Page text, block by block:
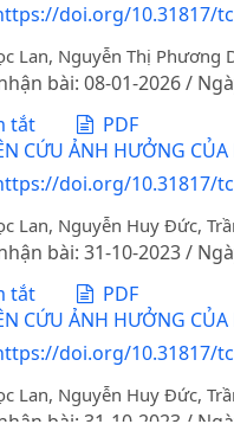
doi.org/10.31817/
Lan, Nguyễn Thị Phương
bài: 08-01-2026 /
tắt
PDF
CỨU ẢNH HƯỞNG CỦA
doi.org/10.31817/
Lan, Nguyễn Huy Đức,
bài: 31-10-2023 /
tắt
PDF
CỨU ẢNH HƯỞNG CỦA
doi.org/10.31817/
Lan, Nguyễn Huy Đức,
bài: 31-10-2023 /